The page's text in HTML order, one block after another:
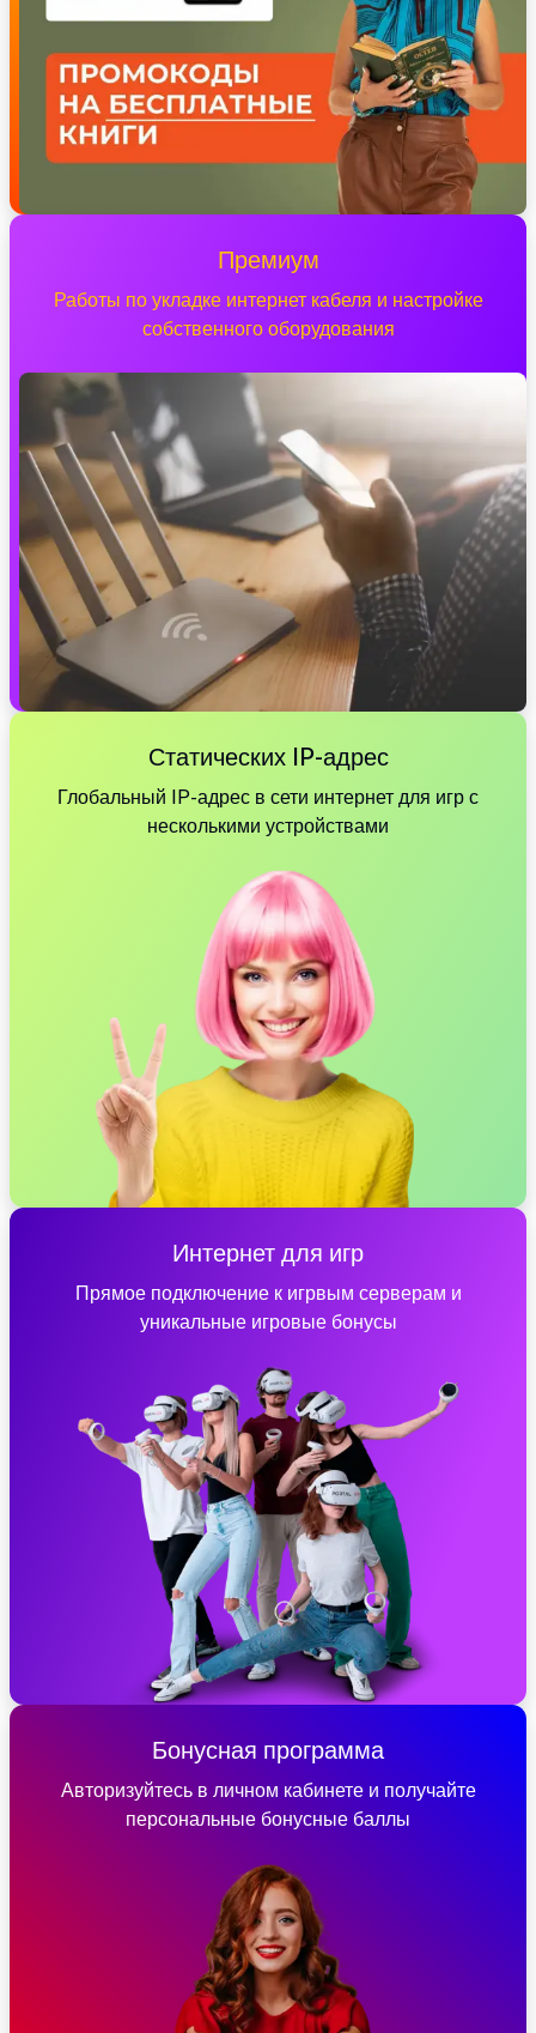
Премиум
Работы по укладке интернет кабеля и настройке
собственного оборудования
Статических IP-адрес
Глобальный IP-адрес в сети интернет для игр с
несколькими устройствами
Интернет для игр
Прямое подключение к игрвым серверам и
уникальные игровые бонусы
Бонусная программа
Авторизуйтесь в личном кабинете и получайте
персональные бонусные баллы